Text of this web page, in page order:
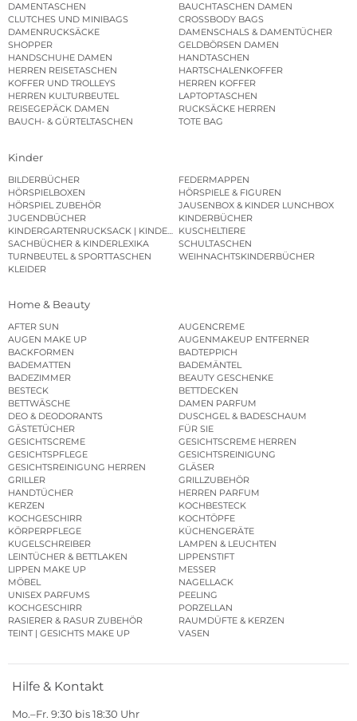
DAMENTASCHEN
BAUCHTASCHEN DAMEN
CLUTCHES UND MINIBAGS
CROSSBODY BAGS
DAMENRUCKSÄCKE
DAMENSCHALS & DAMENTÜCHER
SHOPPER
GELDBÖRSEN DAMEN
HANDSCHUHE DAMEN
HANDTASCHEN
HERREN REISETASCHEN
HARTSCHALENKOFFER
KOFFER UND TROLLEYS
HERREN KOFFER
HERREN KULTURBEUTEL
LAPTOPTASCHEN
REISEGEPÄCK DAMEN
RUCKSÄCKE HERREN
BAUCH- & GÜRTELTASCHEN
TOTE BAG
Kinder
BILDERBÜCHER
FEDERMAPPEN
HÖRSPIELBOXEN
HÖRSPIELE & FIGUREN
HÖRSPIEL ZUBEHÖR
JAUSENBOX & KINDER LUNCHBOX
JUGENDBÜCHER
KINDERBÜCHER
KINDERGARTENRUCKSACK | KINDERGARTENBEUTEL
KUSCHELTIERE
SACHBÜCHER & KINDERLEXIKA
SCHULTASCHEN
TURNBEUTEL & SPORTTASCHEN
WEIHNACHTSKINDERBÜCHER
KLEIDER
Home & Beauty
AFTER SUN
AUGENCREME
AUGEN MAKE UP
AUGENMAKEUP ENTFERNER
BACKFORMEN
BADTEPPICH
BADEMATTEN
BADEMÄNTEL
BADEZIMMER
BEAUTY GESCHENKE
BESTECK
BETTDECKEN
BETTWÄSCHE
DAMEN PARFUM
DEO & DEODORANTS
DUSCHGEL & BADESCHAUM
GÄSTETÜCHER
FÜR SIE
GESICHTSCREME
GESICHTSCREME HERREN
GESICHTSPFLEGE
GESICHTSREINIGUNG
GESICHTSREINIGUNG HERREN
GLÄSER
GRILLER
GRILLZUBEHÖR
HANDTÜCHER
HERREN PARFUM
KERZEN
KOCHBESTECK
KOCHGESCHIRR
KOCHTÖPFE
KÖRPERPFLEGE
KÜCHENGERÄTE
KUGELSCHREIBER
LAMPEN & LEUCHTEN
LEINTÜCHER & BETTLAKEN
LIPPENSTIFT
LIPPEN MAKE UP
MESSER
MÖBEL
NAGELLACK
UNISEX PARFUMS
PEELING
KOCHGESCHIRR
PORZELLAN
RASIERER & RASUR ZUBEHÖR
RAUMDÜFTE & KERZEN
TEINT | GESICHTS MAKE UP
VASEN
Hilfe & Kontakt
Mo.–Fr. 9:30 bis 18:30 Uhr